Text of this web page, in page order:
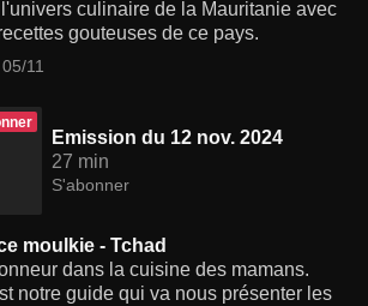
culinaire de la Mauritanie avec
gouteuses de ce pays.
11
Emission du 12 nov. 2024
27 min
S'abonner
moulkie - Tchad
dans la cuisine des mamans.
notre guide qui va nous présenter les